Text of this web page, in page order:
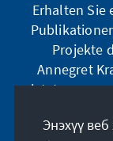
Erhalten Sie
Projekte
Annegret
jetzt
Энэхүү